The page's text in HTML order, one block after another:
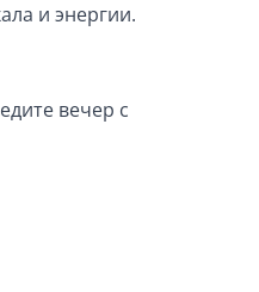
и энергии.
вечер с